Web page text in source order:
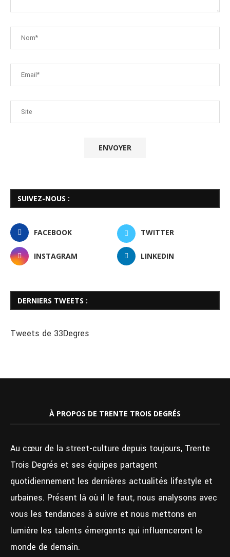
SUIVEZ-NOUS :
FACEBOOK TWITTER
INSTAGRAM LINKEDIN
DERNIERS TWEETS :
Tweets de 33Degres
À PROPOS DE TRENTE TROIS DEGRÉS
Au cœur de la street-culture depuis toujours, Trente
Trois Degrés et ses équipes partagent
quotidiennement les dernières actualités lifestyle et
urbaines. Présent là où il le faut, nous analysons avec
vous les tendances à suivre et nous mettons en
lumière les talents émergents qui influenceront le
monde de demain.